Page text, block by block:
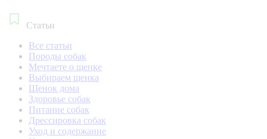
Статьи
Все статьи
Породы собак
Мечтаете о щенке
Выбираем щенка
Щенок дома
Здоровье собак
Питание собак
Дрессировка собак
Уход и содержание